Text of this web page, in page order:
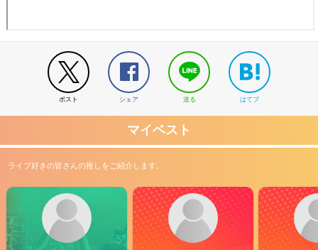
ポスト シェア 送る はてブ
マイベスト
ライブ好きの皆さんの推しをご紹介します。